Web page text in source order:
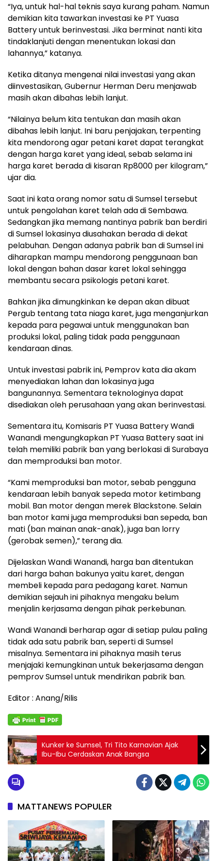
“Iya, untuk hal-hal teknis saya kurang paham. Namun
demikian kita tawarkan investasi ke PT Yuasa
Battery untuk berinvestasi. Jika berminat nanti kita
tindaklanjuti dengan menentukan lokasi dan
lahannya,” katanya.
Ketika ditanya mengenai nilai investasi yang akan
diinvestasikan, Gubernur Herman Deru menjawab
masih akan dibahas lebih lanjut.
“Nilainya belum kita tentukan dan masih akan
dibahas lebih lanjut. Ini baru penjajakan, terpenting
kita mendorong agar petani karet dapat terangkat
dengan harga karet yang ideal, sebab selama ini
harga karet berada di kisaran Rp8000 per kilogram,”
ujar dia.
Saat ini kata orang nomor satu di Sumsel tersebut
untuk pengolahan karet telah ada di Sembawa.
Sedangkan jika memang nantinya pabrik ban berdiri
di Sumsel lokasinya diusahakan berada di dekat
pelabuhan. Dengan adanya pabrik ban di Sumsel ini
diharapkan mampu mendorong penggunaan ban
lokal dengan bahan dasar karet lokal sehingga
membantu secara psikologis petani karet.
Bahkan jika dimungkinkan ke depan akan dibuat
Pergub tentang tata niaga karet, juga menganjurkan
kepada para pegawai untuk menggunakan ban
produksi lokal, paling tidak pada penggunaan
kendaraan dinas.
Untuk investasi pabrik ini, Pemprov kata dia akam
menyediakan lahan dan lokasinya juga
bangunannya. Sementara teknologinya dapat
disediakan oleh perusahaan yang akan berinvestasi.
Sementara itu, Komisaris PT Yuasa Battery Wandi
Wanandi mengungkapkan PT Yuasa Battery saat ini
telah memiliki pabrik ban yang berlokasi di Surabaya
dan memproduksi ban motor.
“Kami memproduksi ban motor, sebab pengguna
kendaraan lebih banyak sepeda motor ketimbang
mobil. Ban motor dengan merek Blackstone. Selain
ban motor kami juga memproduksi ban sepeda, ban
mati (ban mainan anak-anak), juga ban lorry
(gerobak semen),” terang dia.
Dijelaskan Wandi Wanandi, harga ban ditentukan
dari harga bahan bakunya yaitu karet, dengan
membeli kepada para pedagang karet. Namun
demikian sejauh ini pihaknya mengaku belum
menjalin kerjasama dengan pihak perkebunan.
Wandi Wanandi berharap agar di setiap pulau paling
tidak ada satu pabrik ban, seperti di Sumsel
misalnya. Sementara ini pihaknya masih terus
menjajaki kemungkinan untuk bekerjasama dengan
pemprov Sumsel untuk mendirikan pabrik ban.
Editor : Anang/Rilis
Kunker ke Sumsel, Tri Tito Karnavian Ajak
Ibu-Ibu Cerdaskan Anak Bangsa
MATTANEWS POPULER